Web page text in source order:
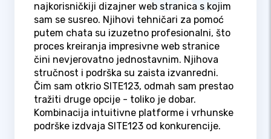
najkorisničkiji dizajner web stranica s kojim
sam se susreo. Njihovi tehničari za pomoć
putem chata su izuzetno profesionalni, što
proces kreiranja impresivne web stranice
čini nevjerovatno jednostavnim. Njihova
stručnost i podrška su zaista izvanredni.
Čim sam otkrio SITE123, odmah sam prestao
tražiti druge opcije - toliko je dobar.
Kombinacija intuitivne platforme i vrhunske
podrške izdvaja SITE123 od konkurencije.